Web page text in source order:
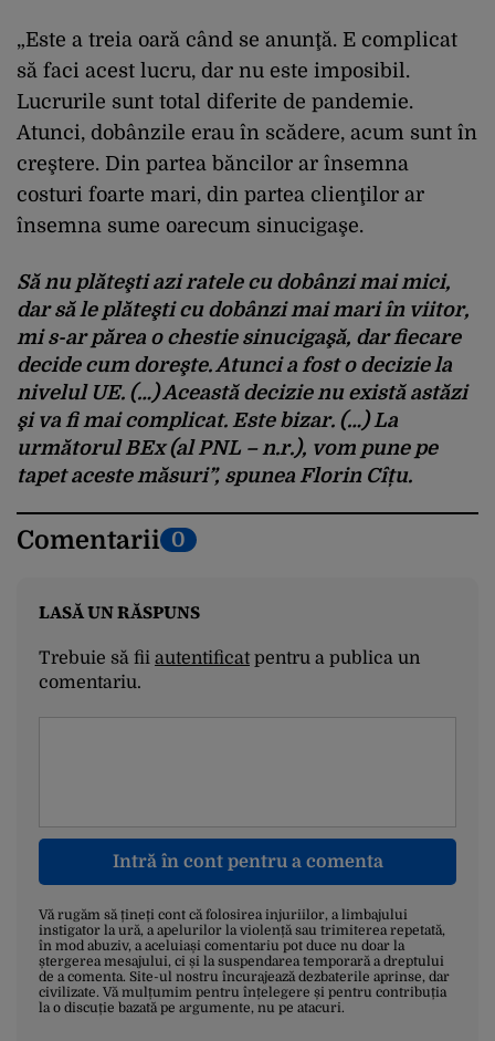
„Este a treia oară când se anunţă. E complicat
să faci acest lucru, dar nu este imposibil.
Lucrurile sunt total diferite de pandemie.
Atunci, dobânzile erau în scădere, acum sunt în
creştere. Din partea băncilor ar însemna
costuri foarte mari, din partea clienţilor ar
însemna sume oarecum sinucigaşe.
Să nu plăteşti azi ratele cu dobânzi mai mici,
dar să le plăteşti cu dobânzi mai mari în viitor,
mi s-ar părea o chestie sinucigaşă, dar fiecare
decide cum doreşte. Atunci a fost o decizie la
nivelul UE. (…) Această decizie nu există astăzi
şi va fi mai complicat. Este bizar. (…) La
următorul BEx (al PNL – n.r.), vom pune pe
tapet aceste măsuri”, spunea Florin Cîțu.
Comentarii 0
LASĂ UN RĂSPUNS
Trebuie să fii autentificatpentru a publica un
comentariu.
Intră în cont pentru a comenta
Vă rugăm să țineți cont că folosirea injuriilor, a limbajului
instigator la ură, a apelurilor la violență sau trimiterea repetată,
în mod abuziv, a aceluiași comentariu pot duce nu doar la
ștergerea mesajului, ci și la suspendarea temporară a dreptului
de a comenta. Site-ul nostru încurajează dezbaterile aprinse, dar
civilizate. Vă mulțumim pentru înțelegere și pentru contribuția
la o discuție bazată pe argumente, nu pe atacuri.